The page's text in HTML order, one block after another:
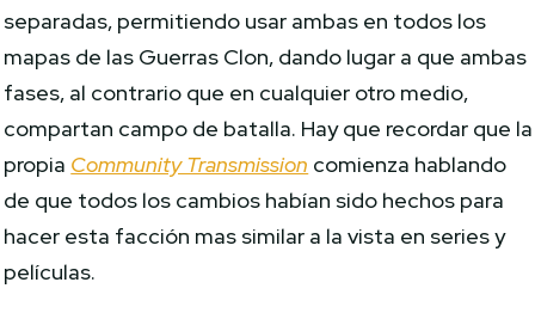
separadas, permitiendo usar ambas en todos los
mapas de las Guerras Clon, dando lugar a que ambas
fases, al contrario que en cualquier otro medio,
compartan campo de batalla. Hay que recordar que la
propia Community Transmission comienza hablando
de que todos los cambios habían sido hechos para
hacer esta facción mas similar a la vista en series y
películas.